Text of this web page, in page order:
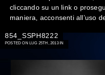
→
854_SSPH8222
POSTED ON LUG 25TH, 2013 IN
cliccando su un link o
maniera, acconsenti all’uso